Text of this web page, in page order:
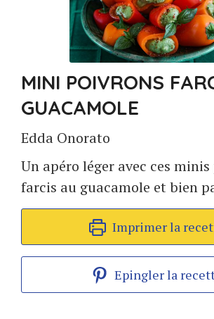
MINI POIVRONS
GUACAMOLE
Edda Onorato
Un apéro léger avec ces
farcis au guacamole et bien
Imprimer la
Epingler la